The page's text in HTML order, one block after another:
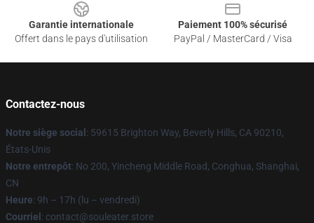
Garantie internationale
Offert dans le pays d'utilisation
Paiement 100% sécurisé
PayPal / MasterCard / Visa
Contactez-nous
Notre siège social : 59615 Brighton Way, Beverly Hills, CA 90210,
États-Unis
Notre entrepôt: No 200, Yincheng Middle Road, Conghua, Shanghai,
CN
Heure: 9h – 17h (lu – vendredi)
Courriel : contact@souleater.store